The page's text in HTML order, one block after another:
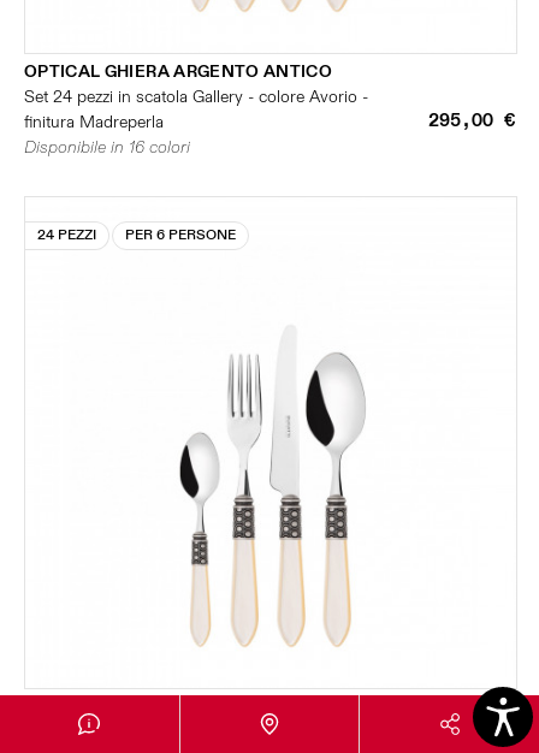
OPTICAL GHIERA ARGENTO ANTICO
Set 24 pezzi in scatola Gallery - colore Avorio -
finitura Madreperla
295,00 €
Disponibile in 16 colori
24 PEZZI PER 6 PERSONE
Set 24 pezzi in scatola Gallery - colore Avorio -